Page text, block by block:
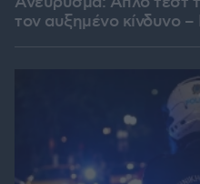
τον αυξημένο κίνδυνο –